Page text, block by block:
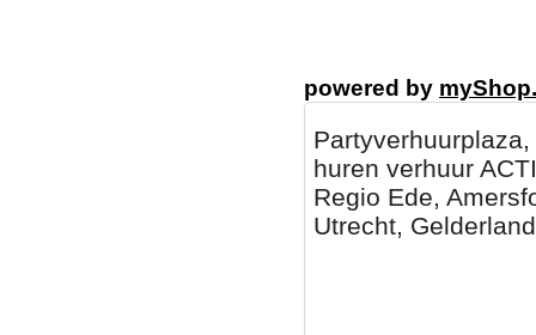
powered by
huren verhuur
Regio Ede,
Utrecht,